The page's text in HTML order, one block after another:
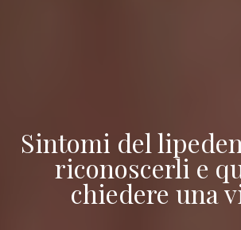
Sintomi del
riconoscerli e
chiedere una